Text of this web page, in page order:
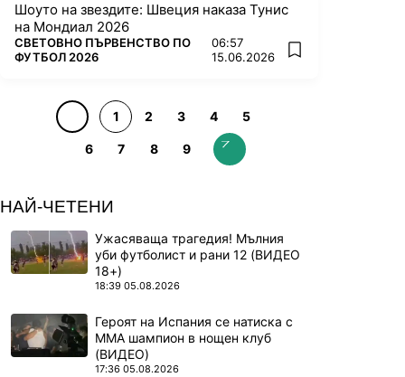
Шоуто на звездите: Швеция наказа Тунис
на Мондиал 2026
ПОВЕЧЕ ОТ
СВЕТОВНО ПЪРВЕНСТВО ПО
ФУТБОЛ 2026
06:57
15.06.2026
add favorites
1 2 3 4 5
6 7 8 9
НАЙ-ЧЕТЕНИ
Ужасяваща трагедия! Мълния
уби футболист и рани 12 (ВИДЕО
18+)
18:39 05.08.2026
Героят на Испания се натиска с
ММА шампион в нощен клуб
(ВИДЕО)
17:36 05.08.2026